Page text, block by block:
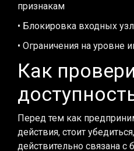
признакам
• Блокировка входных
• Ограничения на уровне
Как
Перед тем как
действия, стоит
действительно связана с